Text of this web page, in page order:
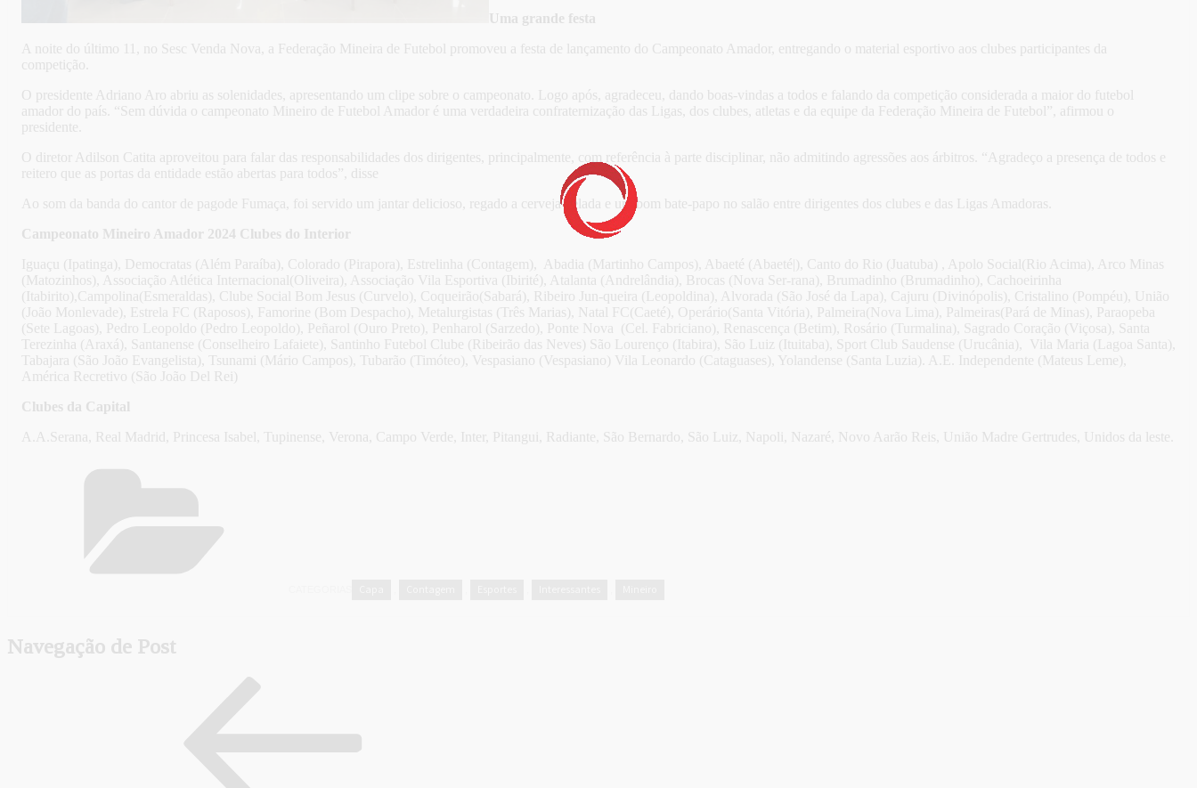
Uma grande festa
A noite do último 11, no Sesc Venda Nova, a Federação Mineira de Futebol promoveu a festa de lançamento do Campeonato Amador, entregando o material esportivo aos clubes participantes da
competição.
O presidente Adriano Aro abriu as solenidades, apresentando um clipe sobre o campeonato. Logo após, agradeceu, dando boas-vindas a todos e falando da competição considerada a maior do futebol
amador do país. “Sem dúvida o campeonato Mineiro de Futebol Amador é uma verdadeira confraternização das Ligas, dos clubes, atletas e da equipe da Federação Mineira de Futebol”, afirmou o
presidente.
O diretor Adilson Catita aproveitou para falar das responsabilidades dos dirigentes, principalmente, com referência à parte disciplinar, não admitindo agressões aos árbitros. “Agradeço a presença de todos e
reitero que as portas da entidade estão abertas para todos”, disse
Ao som da banda do cantor de pagode Fumaça, foi servido um jantar delicioso, regado a cerveja gelada e um bom bate-papo no salão entre dirigentes dos clubes e das Ligas Amadoras.
Campeonato Mineiro Amador 2024 Clubes do Interior
Iguaçu (Ipatinga), Democratas (Além Paraíba), Colorado (Pirapora), Estrelinha (Contagem), Abadia (Martinho Campos), Abaeté (Abaeté|), Canto do Rio (Juatuba) , Apolo Social(Rio Acima), Arco Minas
(Matozinhos), Associação Atlética Internacional(Oliveira), Associação Vila Esportiva (Ibirité), Atalanta (Andrelândia), Brocas (Nova Ser-rana), Brumadinho (Brumadinho), Cachoeirinha
(Itabirito),Campolina(Esmeraldas), Clube Social Bom Jesus (Curvelo), Coqueirão(Sabará), Ribeiro Jun-queira (Leopoldina), Alvorada (São José da Lapa), Cajuru (Divinópolis), Cristalino (Pompéu), União
(João Monlevade), Estrela FC (Raposos), Famorine (Bom Despacho), Metalurgistas (Três Marias), Natal FC(Caeté), Operário(Santa Vitória), Palmeira(Nova Lima), Palmeiras(Pará de Minas), Paraopeba
(Sete Lagoas), Pedro Leopoldo (Pedro Leopoldo), Peñarol (Ouro Preto), Penharol (Sarzedo), Ponte Nova (Cel. Fabriciano), Renascença (Betim), Rosário (Turmalina), Sagrado Coração (Viçosa), Santa
Terezinha (Araxá), Santanense (Conselheiro Lafaiete), Santinho Futebol Clube (Ribeirão das Neves) São Lourenço (Itabira), São Luiz (Ituitaba), Sport Club Saudense (Urucânia), Vila Maria (Lagoa Santa),
Tabajara (São João Evangelista), Tsunami (Mário Campos), Tubarão (Timóteo), Vespasiano (Vespasiano) Vila Leonardo (Cataguases), Yolandense (Santa Luzia). A.E. Independente (Mateus Leme),
América Recretivo (São João Del Rei)
Clubes da Capital
A.A.Serana, Real Madrid, Princesa Isabel, Tupinense, Verona, Campo Verde, Inter, Pitangui, Radiante, São Bernardo, São Luiz, Napoli, Nazaré, Novo Aarão Reis, União Madre Gertrudes, Unidos da leste.
Navegação de Post